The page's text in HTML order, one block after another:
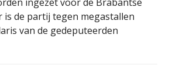
is de partij tegen megastallen
van de gedeputeerden